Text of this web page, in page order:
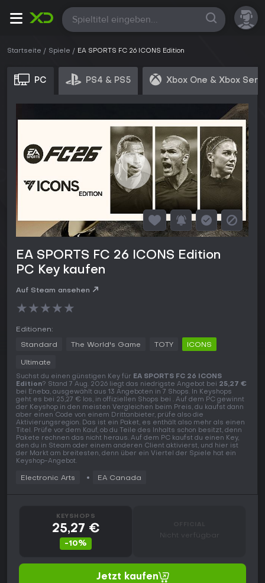
Alle
Startseite Spiele EA SPORTS FC 26 ICONS Edition
PC PS4 & PS5 Xbox One & Xbox
EA SPORTS FC 26 ICONS Edition
PC Key kaufen
Auf Steam ansehen
★★★★★
Editionen:
Standard The World's Game TOTY ICONS
Ultimate
Suchst du einen günstigen Key für EA SPORTS FC 26 ICONS
Edition? Stand 7 Aug. 2026 liegt das niedrigste Angebot bei 25,27 €
bei Eneba, ausgewählt aus 13 Angeboten in 7 Shops. In Keyshops
geht es bei 25,27 € los, in offiziellen Shops bei . Auf dem PC gewinnt
der Keyshop in den meisten Vergleichen beim Preis, du kaufst dann
aber einen Code von einem Drittanbieter, prüfe also die
Aktivierungsregion. Das ist ein Paket, es enthält also mehr als einen
Titel. Prüfe vor dem Kauf, ob du Teile des Inhalts schon besitzt, denn
Pakete rechnen das nicht heraus. Auf dem PC kaufst du einen Key,
den du in Steam oder einem anderen Client aktivierst, und hier ist
der Markt am breitesten, denn über ein Viertel der Spiele hat ein
Keyshop-Angebot.
Electronic Arts EA Canada
KEYSHOPS
25,27 €
-10%
Nicht verfügbar
Jetzt kaufen